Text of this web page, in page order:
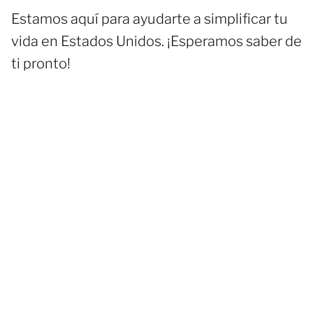
jEstamos aquí para ayudarte a simplificar tu
vida en Estados Unidos. ¡Esperamos saber de
ti pronto!